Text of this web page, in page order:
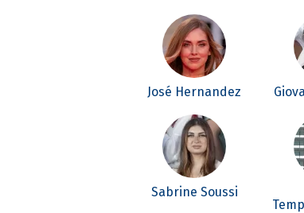
José Hernandez
Sabrine Soussi